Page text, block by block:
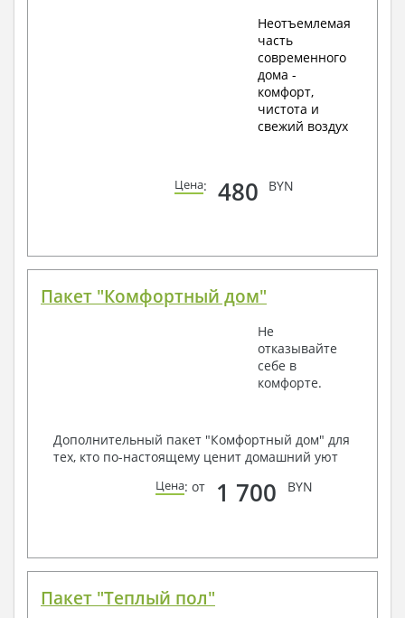
Неотъемлемая
часть
современного
дома -
комфорт,
чистота и
свежий воздух
Цена: 480 BYN
Пакет "Комфортный дом"
Не
отказывайте
себе в
комфорте.
Дополнительный пакет "Комфортный дом" для
тех, кто по-настоящему ценит домашний уют
Цена: от 1 700 BYN
Пакет "Теплый пол"